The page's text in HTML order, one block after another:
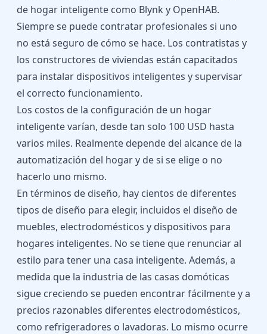
de hogar inteligente como Blynk y OpenHAB.
Siempre se puede contratar profesionales si uno
no está seguro de cómo se hace. Los contratistas y
los constructores de viviendas están capacitados
para instalar dispositivos inteligentes y supervisar
el correcto funcionamiento.
Los costos de la configuración de un hogar
inteligente varían, desde tan solo 100 USD hasta
varios miles. Realmente depende del alcance de la
automatización del hogar y de si se elige o no
hacerlo uno mismo.
En términos de diseño, hay cientos de diferentes
tipos de diseño para elegir, incluidos el diseño de
muebles, electrodomésticos y dispositivos para
hogares inteligentes. No se tiene que renunciar al
estilo para tener una casa inteligente. Además, a
medida que la industria de las casas domóticas
sigue creciendo se pueden encontrar fácilmente y a
precios razonables diferentes electrodomésticos,
como refrigeradores o lavadoras. Lo mismo ocurre